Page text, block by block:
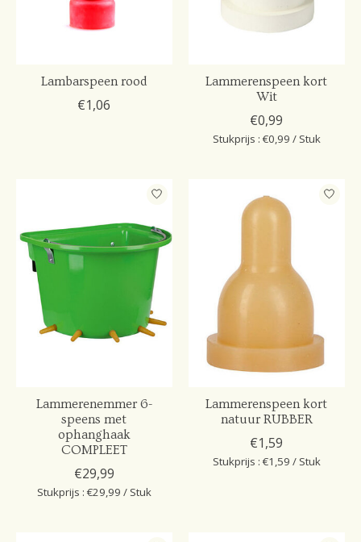
Lambarspeen rood
€1,06
Lammerenspeen kort
Wit
€0,99
Stukprijs : €0,99 / Stuk
Lammerenemmer 6-
speens met
ophanghaak
COMPLEET
€29,99
Stukprijs : €29,99 / Stuk
Lammerenspeen kort
natuur RUBBER
€1,59
Stukprijs : €1,59 / Stuk